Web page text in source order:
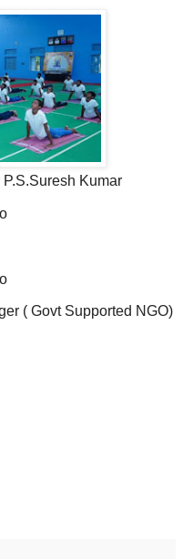
Kumar
( Govt Supported NGO)